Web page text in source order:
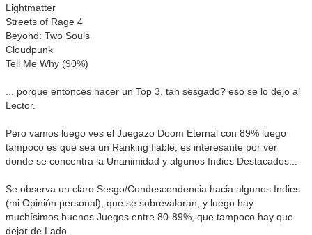
Lightmatter
Streets of Rage 4
Beyond: Two Souls
Cloudpunk
Tell Me Why (90%)
... porque entonces hacer un Top 3, tan sesgado? eso se lo dejo al
Lector.
Pero vamos luego ves el Juegazo Doom Eternal con 89% luego
tampoco es que sea un Ranking fiable, es interesante por ver
donde se concentra la Unanimidad y algunos Indies Destacados...
Se observa un claro Sesgo/Condescendencia hacia algunos Indies
(mi Opinión personal), que se sobrevaloran, y luego hay
muchísimos buenos Juegos entre 80-89%, que tampoco hay que
dejar de Lado.